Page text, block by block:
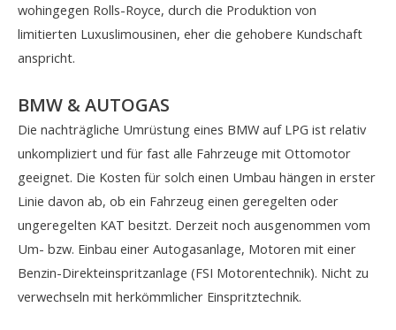
wohingegen Rolls-Royce, durch die Produktion von
limitierten Luxuslimousinen, eher die gehobere Kundschaft
anspricht.
BMW & AUTOGAS
Die nachträgliche Umrüstung eines BMW auf LPG ist relativ
unkompliziert und für fast alle Fahrzeuge mit Ottomotor
geeignet. Die Kosten für solch einen Umbau hängen in erster
Linie davon ab, ob ein Fahrzeug einen geregelten oder
ungeregelten KAT besitzt. Derzeit noch ausgenommen vom
Um- bzw. Einbau einer Autogasanlage, Motoren mit einer
Benzin-Direkteinspritzanlage (FSI Motorentechnik). Nicht zu
verwechseln mit herkömmlicher Einspritztechnik.